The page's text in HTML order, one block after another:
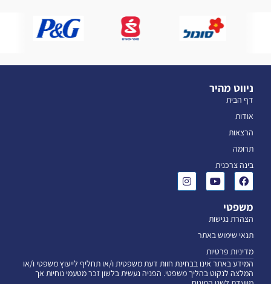
ניווט מהיר
דף הבית
אודות
הרצאות
תרומה
בינה צרכנית
משפטי
הצהרת נגישות
תנאי שימוש באתר
מדיניות פרטיות
המידע באתר אינו בבחינת חוות דעת משפטית ו/או תחליף לייעוץ משפטי ו/או
המלצה לנקוט בהליך משפטי. הפניה נעשית בלשון זכר מטעמי נוחיות אך